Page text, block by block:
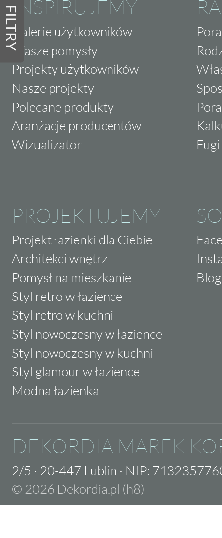
FILTRYINSPIRUJEMY
Galerie użytkowników
Wasze pomysły
Projekty użytkowników
Nasze projekty
Polecane produkty
Aranżacje producentów
Wizualizator
PROJEKTUJEMY
Projekt łazienki dla Ciebie
Architekci wnętrz
Pomysł na mieszkanie
Styl retro w łazience
Styl retro w kuchni
Styl nowoczesny w łazience
Styl nowoczesny w kuchni
Styl glamour w łazience
Modna łazienka
Blog
DEKORDIA MAREK
2/5 · 20-447 Lublin · NIP:
© 2026 Dekordia.pl (h8)